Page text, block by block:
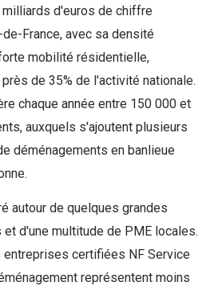
d'euros de chiffre
France, avec sa densité
mobilité résidentielle,
de 35% de l'activité nationale.
chaque année entre 150 000 et
auxquels s'ajoutent plusieurs
déménagements en banlieue
autour de quelques grandes
d'une multitude de PME locales.
entreprises certifiées NF Service
représentent moins